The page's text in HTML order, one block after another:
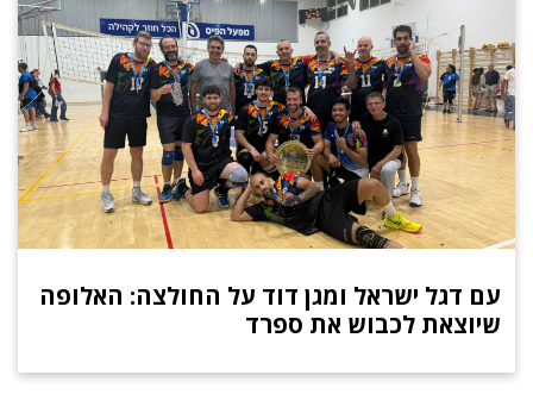
עם דגל ישראל ומגן דוד על החולצה: האלופה
שיוצאת לכבוש את ספרד